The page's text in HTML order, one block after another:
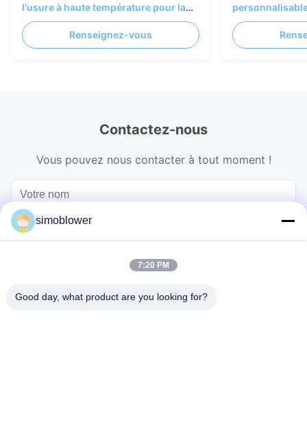
l'usure à haute température pour la
manipulation de matériaux de
cimenterieRenseignez-vous
haut
de cimenterie
Contactez-nous
Vous pouvez nous contacter à tout moment !
simoblower
7:20 PM
Good day, what product are you looking for?